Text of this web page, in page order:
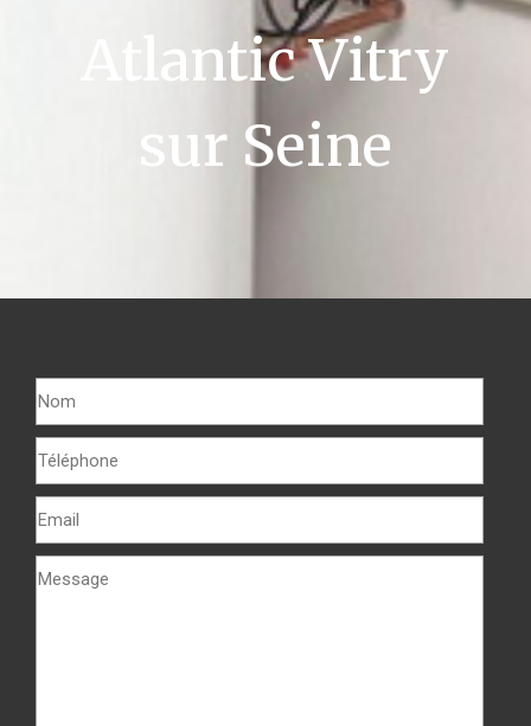
Atlantic Vitry
sur Seine